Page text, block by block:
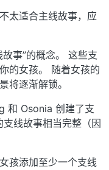
太适合主线故事，应
事”的概念。 这些支
的女孩。 随着女孩的
将逐渐解锁。
和 Osonia 创建了支
线故事相当完整（因
孩添加至少一个支线